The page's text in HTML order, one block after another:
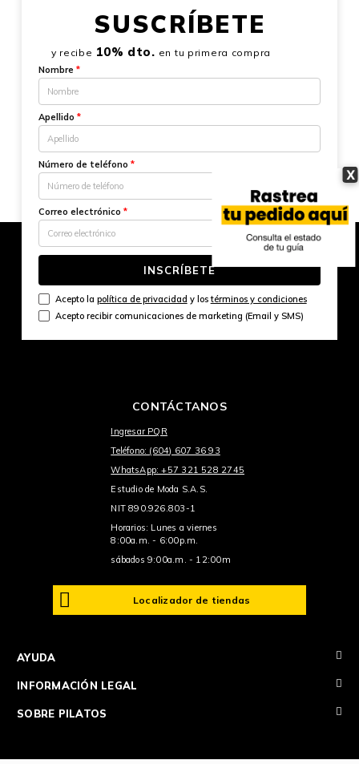
X
SUSCRÍBETE
y recibe 10% dto. en tu primera compra
Nombre *
Apellido *
Número de teléfono *
Correo electrónico *
INSCRÍBETE
Acepto la política de privacidad y lostérminos y condiciones
Acepto recibir comunicaciones de marketing (Email y SMS)
CONTÁCTANOS
Ingresar PQR
Teléfono: (604) 607 36 93
WhatsApp: +57 321 528 2745
Estudio de Moda S.A.S.
NIT 890.926.803-1
Horarios: Lunes a viernes
8:00a.m. - 6:00p.m.
sábados 9:00a.m. - 12:00m
Localizador de tiendas
AYUDA +
INFORMACIÓN LEGAL +
SOBRE PILATOS +